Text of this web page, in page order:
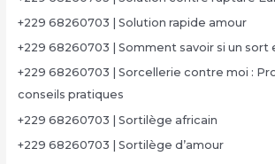
+229 68260703 | Solution rapide amour
+229 68260703 | Somment savoir si un sort
+229 68260703 | Sorcellerie contre moi :
conseils pratiques
+229 68260703 | Sortilège africain
+229 68260703 | Sortilège d’amour